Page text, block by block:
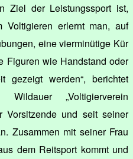
Ziel der Leistungssport ist,
Voltigieren erlernt man, auf
eine vierminütige Kür
Figuren wie Handstand oder
gezeigt werden“, berichtet
„Voltigierverein
Vorsitzende und seit seiner
Zusammen mit seiner Frau
dem Reitsport kommt und